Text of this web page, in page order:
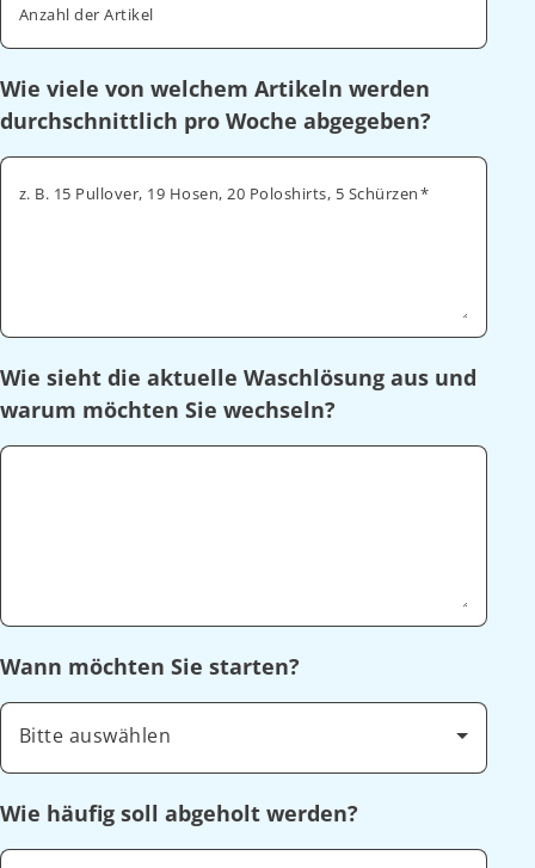
Anzahl der Artikel
Wie viele von welchem Artikeln werden
durchschnittlich pro Woche abgegeben?
z. B. 15 Pullover, 19 Hosen, 20 Poloshirts, 5 Schürzen
Wie sieht die aktuelle Waschlösung aus und
warum möchten Sie wechseln?
Wann möchten Sie starten?
Bitte auswählen
Wie häufig soll abgeholt werden?